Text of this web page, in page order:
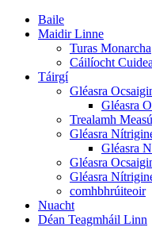
Baile
Maidir Linne
Turas Monarcha
Cáilíocht
Táirgí
Gléasra
Gléasra
Trealamh
Gléasra
Gléasra
Gléasra
Gléasra
comhbhrúiteoir
Nuacht
Déan Teagmháil Linn